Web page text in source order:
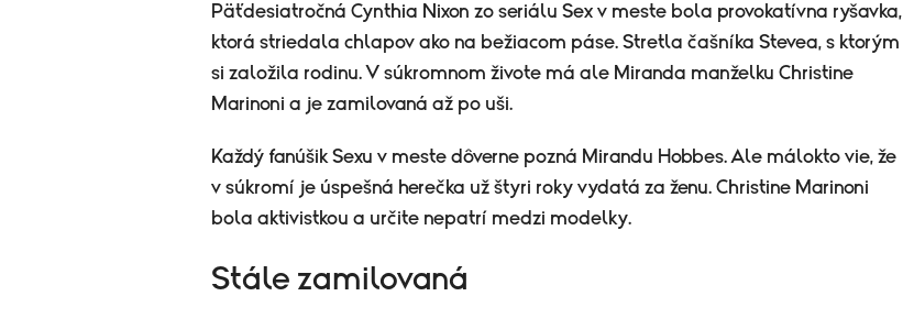
Päťdesiatročná Cynthia Nixon zo seriálu Sex v meste bola provokatívna ryšavka,
ktorá striedala chlapov ako na bežiacom páse. Stretla čašníka Stevea, s ktorým
si založila rodinu. V súkromnom živote má ale Miranda manželku Christine
Marinoni a je zamilovaná až po uši.
Každý fanúšik Sexu v meste dôverne pozná Mirandu Hobbes. Ale málokto vie, že
v súkromí je úspešná herečka už štyri roky vydatá za ženu. Christine Marinoni
bola aktivistkou a určite nepatrí medzi modelky.
Stále zamilovaná